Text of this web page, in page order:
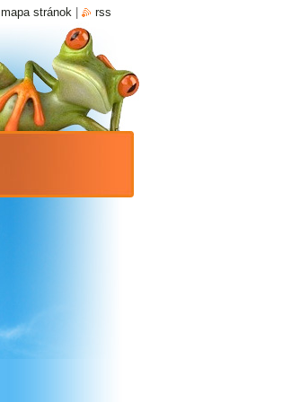
mapa stránok rss